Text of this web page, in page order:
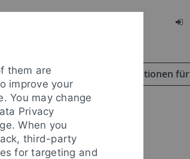
Informationen für
them are
improve your
You may change
Privacy
When you
third-party
for targeting and